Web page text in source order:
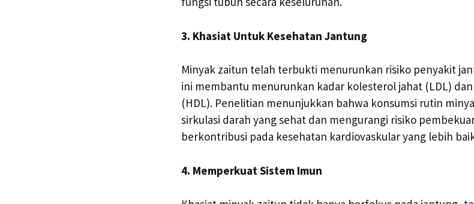
3. Khasiat Untuk Kesehatan Jantung
Minyak zaitun telah terbukti menurunkan risiko penyakit
ini membantu menurunkan kadar kolesterol jahat (LDL)
(HDL). Penelitian menunjukkan bahwa konsumsi rutin
sirkulasi darah yang sehat dan mengurangi risiko
berkontribusi pada kesehatan kardiovaskular yang lebih
4. Memperkuat Sistem Imun